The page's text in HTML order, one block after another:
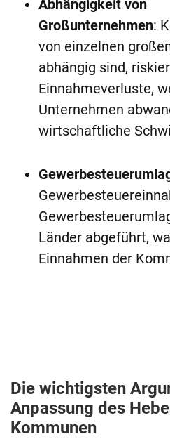
Abhängigkeit von
Großunternehmen:
von einzelnen
abhängig sind,
Einnahmeverluste,
Unternehmen
wirtschaftliche
Länder abgeführt,
Einnahmen der
Die wichtigsten
Anpassung des
Kommunen